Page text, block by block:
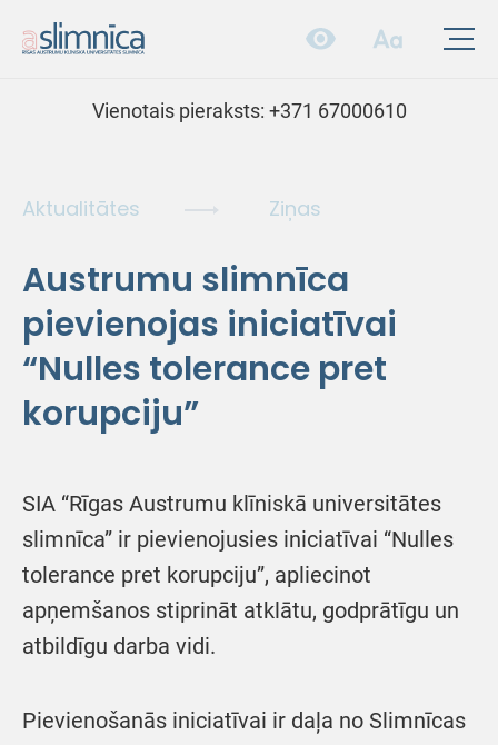
Vienotais pieraksts: +371 67000610
Aktualitātes Ziņas
Austrumu slimnīca
pievienojas iniciatīvai
“Nulles tolerance pret
korupciju”
SIA “Rīgas Austrumu klīniskā universitātes
slimnīca” ir pievienojusies iniciatīvai “Nulles
tolerance pret korupciju”, apliecinot
apņemšanos stiprināt atklātu, godprātīgu un
atbildīgu darba vidi.
Pievienošanās iniciatīvai ir daļa no Slimnīcas